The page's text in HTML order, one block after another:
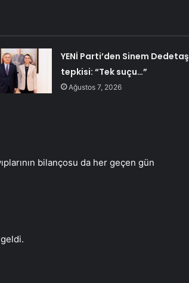
YENİ Parti’den Sinem Dedetaş
tepkisi: “Tek suçu…”
Ağustos 7, 2026
bilançosu da her geçen gün
geldi.